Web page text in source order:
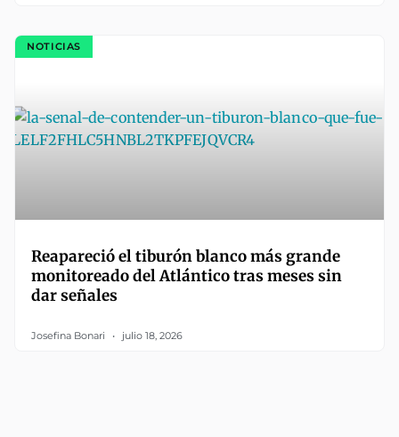
NOTICIAS
Reapareció el tiburón blanco más grande
monitoreado del Atlántico tras meses sin
dar señales
Josefina Bonari julio 18, 2026